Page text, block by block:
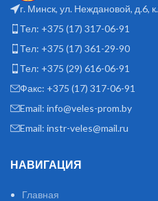
г. Минск, ул. Неждановой, д.6,
Тел: +375 (17) 317-06-91
Тел: +375 (17) 361-29-90
Тел: +375 (29) 616-06-91
Факс: +375 (17) 317-06-91
Email: info@veles-prom.by
Email: instr-veles@mail.ru
НАВИГАЦИЯ
Главная